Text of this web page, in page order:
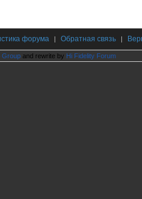
форума | Обратная связь |
Group and rewrite by Hi Fidelity Forum